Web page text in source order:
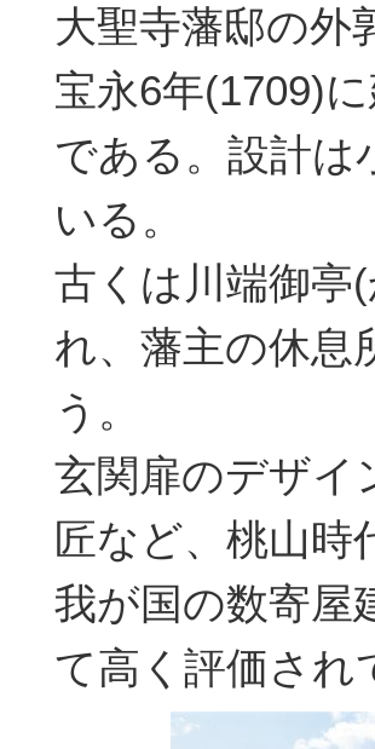
大聖寺藩邸の外
宝永6年(1709)
である。設計は
いる。
古くは川端御亭
れ、藩主の休息
う。
玄関扉のデザイ
匠など、桃山時
我が国の数寄屋
て高く評価され